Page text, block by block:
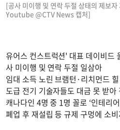
[공사 미이행 및 연락 두절 상태의 제보
Youtube @CTV News 캡처]
유어스 컨스트럭션' 대표 데이비드
사 미이행 및 연락 두절 일삼아
임대 소득 노린 브램턴·리치먼드
도급 전기 기술자들도 대금 못 받아
캐나다인 4명 중 1명 꼴로 ‘인테리
폐업 후 재설립 등 규제 구멍에 소